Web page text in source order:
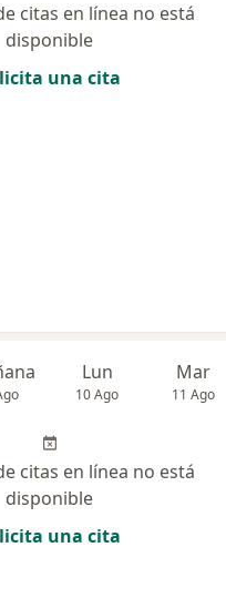
citas en línea no está
disponible
una cita
Lun
10 Ago
Mar
11 Ago
citas en línea no está
disponible
una cita